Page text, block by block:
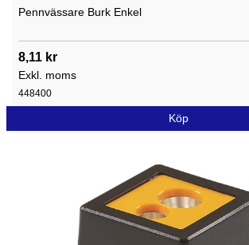
Pennvässare Burk Enkel
8,11 kr
Exkl. moms
448400
Köp